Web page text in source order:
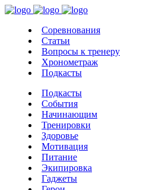
Соревнования
Статьи
Вопросы к тренеру
Хронометраж
Подкасты
Подкасты
События
Начинающим
Тренировки
Здоровье
Мотивация
Питание
Экипировка
Гаджеты